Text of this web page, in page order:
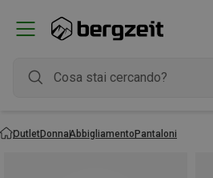
OutletDonnaAbbigliamentoPantaloni